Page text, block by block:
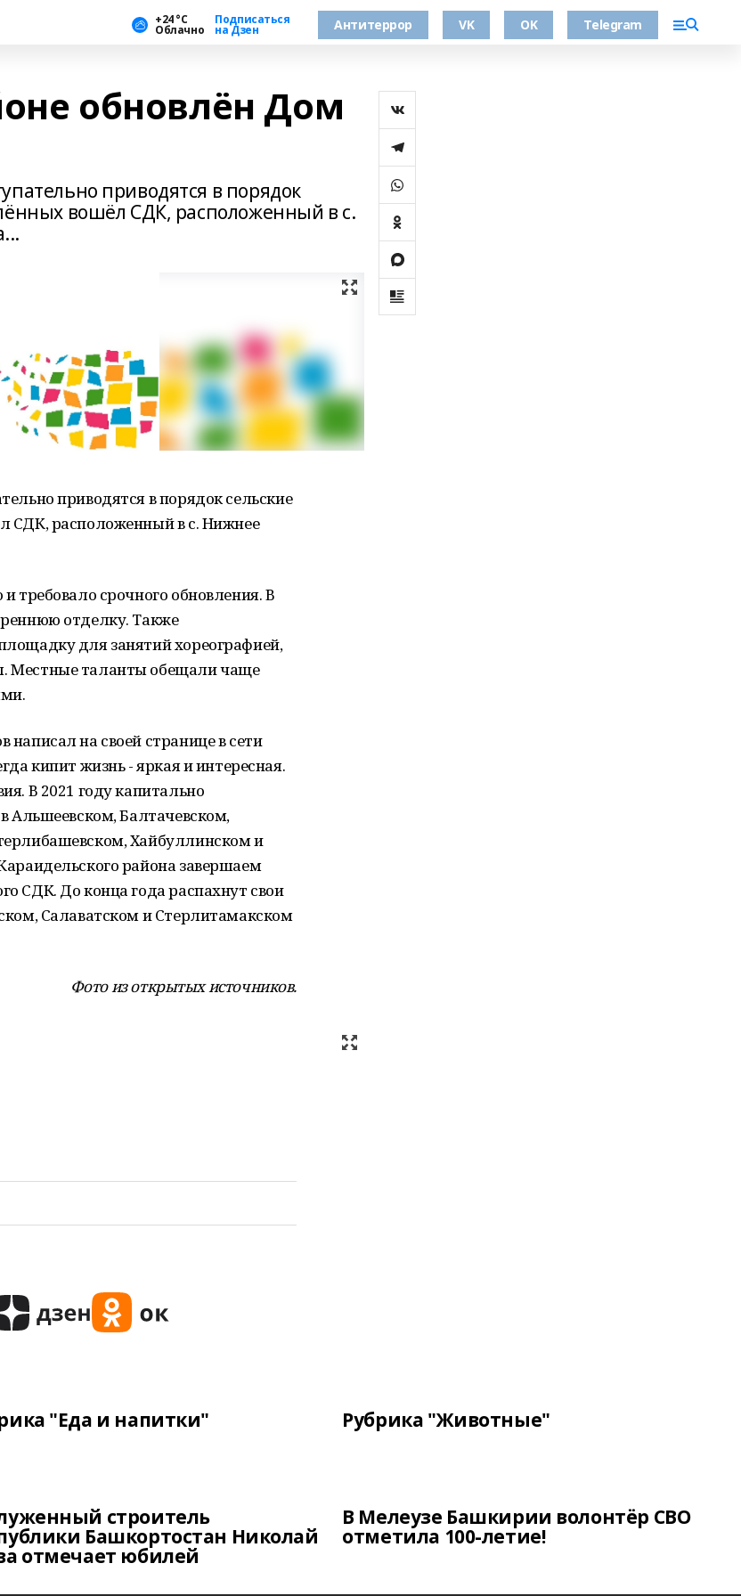
+24 °С
Облачно
Подписаться
на Дзен Антитеррор VK OK Telegram
обновлён Дом
приводятся в порядок
вошёл СДК, расположенный в с.
приводятся в порядок сельские
СДК, расположенный в с. Нижнее
требовало срочного обновления. В
отделку. Также
для занятий хореографией,
Местные таланты обещали чаще
на своей странице в сети
кипит жизнь - яркая и интересная.
В 2021 году капитально
Альшеевском, Балтачевском,
Хайбуллинском и
района завершаем
СДК. До конца года распахнут свои
Салаватском и Стерлитамакском
Фото из открытых источников.
"Еда и напитки" Рубрика "Животные"
строитель
Башкортостан Николай
отмечает юбилей
В Мелеузе Башкирии волонтёр СВО
отметила 100-летие!